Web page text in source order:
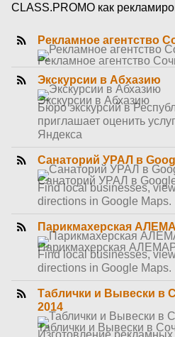
CLASS.PROMO как
Рекламное агентство
Рекламное агентство
Экскурсии в Абхазию
Экскурсии в Абхазию
Бюро экскурсий в
приглашает оценить
Яндекса
Санаторий УРАЛ в
Санаторий УРАЛ в
Find local businesses,
directions in Google Maps.
Парикмахерская
Парикмахерская
Find local businesses,
directions in Google Maps.
Таблички и Вывески в
2014
Таблички и Вывески в
Изготовление